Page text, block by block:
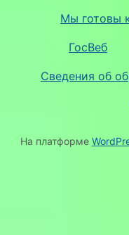
Мы готовы
ГосВеб
Сведения об
На платформе